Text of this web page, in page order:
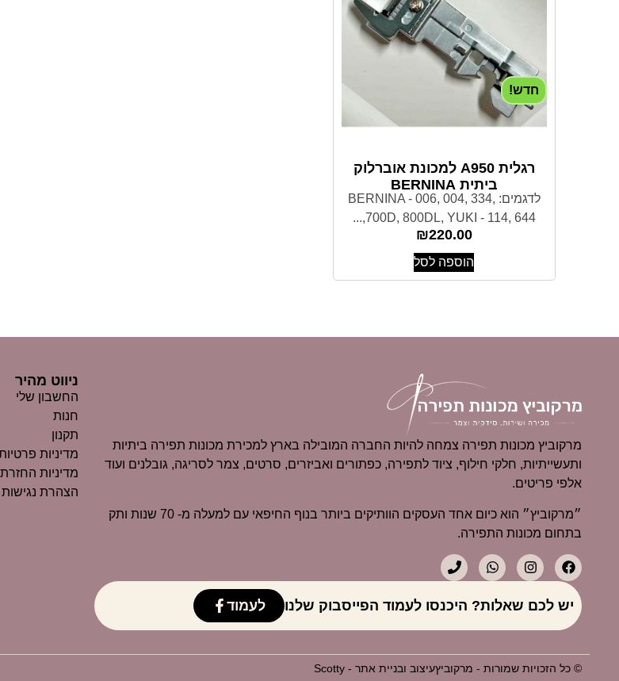
חדש!
רגלית A950 למכונת אוברלוק
ביתית BERNINA
לדגמים: BERNINA - 006, 004, 334,
700D, 800DL, YUKI - 114, 644,...
₪220.00
הוספה לסל
מרקוביץ מכונות תפירה צמחה להיות החברה המובילה בארץ למכירת מכונות תפירה ביתיות
ותעשייתיות, חלקי חילוף, ציוד לתפירה, כפתורים ואביזרים, סרטים, צמר לסריגה, גובלנים ועוד
אלפי פריטים.
״מרקוביץ״ הוא כיום אחד העסקים הוותיקים ביותר בנוף החיפאי עם למעלה מ- 70 שנות ותק
בתחום מכונות התפירה.
יש לכם שאלות? היכנסו לעמוד הפייסבוק שלנו לעמוד
ניווט מהיר
החשבון שלי
חנות
תקנון
מדיניות
מדיניות
הצהרת נגישות
© כל הזכויות שמורות - מרקוביץעיצוב ובניית אתר - Scotty